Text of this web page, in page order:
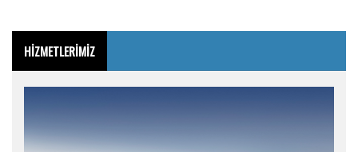
HİZMETLERİMİZ